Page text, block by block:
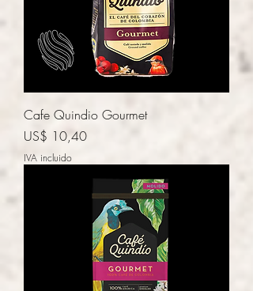
Cafe Quindio Gourmet
Precio
US$ 10,40
IVA incluido